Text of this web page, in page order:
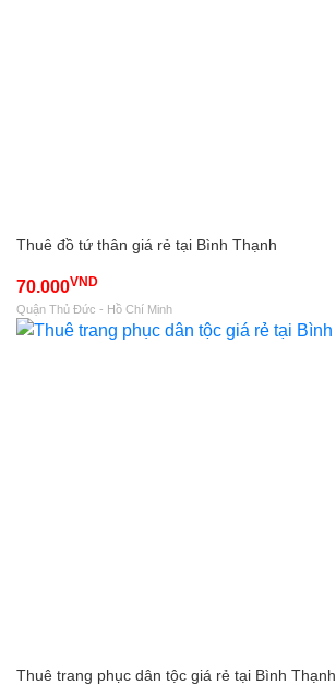
Thuê đồ tứ thân giá rẻ tại Bình Thạnh
70.000VND
Quận Thủ Đức - Hồ Chí Minh
Thuê trang phục dân tộc giá rẻ tại Bình Thạnh